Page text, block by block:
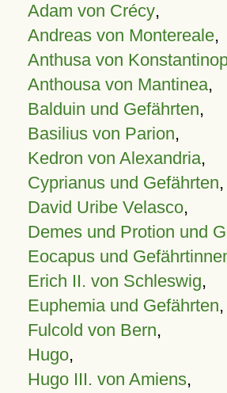
Adam von Crécy,
Andreas von Montereale,
Anthusa von
Anthousa von Mantinea,
Balduin und Gefährten,
Basilius von Parion,
Kedron von Alexandria,
Cyprianus und Gefährten,
David Uribe Velasco,
Demes und Protion und
Eocapus und
Erich II. von Schleswig,
Euphemia und Gefährten,
Fulcold von Bern,
Hugo,
Hugo III. von Amiens,